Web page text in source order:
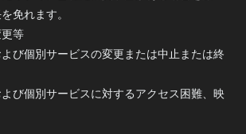
免れます。
更等
よび個別サービスの変更または中止または終
よび個別サービスに対するアクセス困難、映